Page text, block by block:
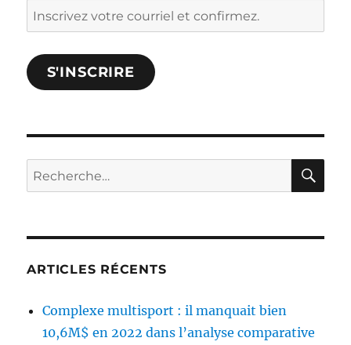
Inscrivez
votre
courriel
et
S'INSCRIRE
Rechercher :
ARTICLES RÉCENTS
Complexe multisport : il manquait bien
10,6M$ en 2022 dans l’analyse comparative